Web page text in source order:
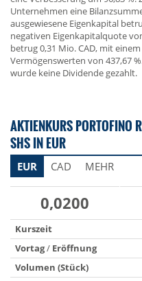
Unternehmen eine
ausgewiesene Eigenkapital
negativen Eigenkapitalquote
betrug 0,31 Mio. CAD, mit
Vermögenswerten von 437,67
wurde keine Dividende gezahlt.
AKTIENKURS PORTOFINO
SHS IN EUR
EUR CAD MEHR
0,0200
Kurszeit
Vortag/ Eröffnung
Volumen (Stück)